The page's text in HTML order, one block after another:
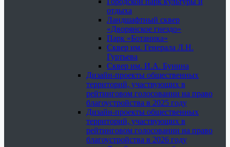
отдыха
Ландшафтный сквер
«Дворянское гнездо»
Парк «Ботаника»
Сквер им. Генерала Л.Н.
Гуртьева
Сквер им. И.А. Бунина
Дизайн-проекты общественных
территорий, участвующих в
рейтинговом голосовании на право
благоустройства в 2025 году
Дизайн-проекты общественных
территорий, участвующих в
рейтинговом голосовании на право
благоустройства в 2026 году